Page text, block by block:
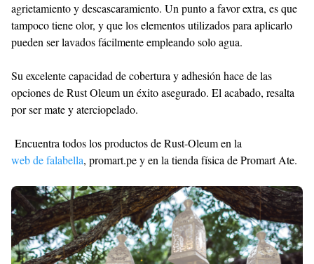
agrietamiento y descascaramiento. Un punto a favor extra, es que
tampoco tiene olor, y que los elementos utilizados para aplicarlo
pueden ser lavados fácilmente empleando solo agua.
Su excelente capacidad de cobertura y adhesión hace de las
opciones de Rust Oleum un éxito asegurado. El acabado, resalta
por ser mate y aterciopelado.
Encuentra todos los productos de Rust-Oleum en la
web de falabella, promart.pe y en la tienda física de Promart Ate.